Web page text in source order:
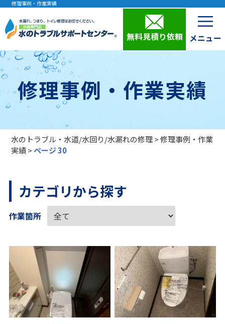
修理事例・作業実績
無料見積り依頼
修理事例・作業実績
水のトラブル・水道/水回り/水漏れの修理>修理事例・作業
実績> ページ 30
カテゴリから探す
作業箇所